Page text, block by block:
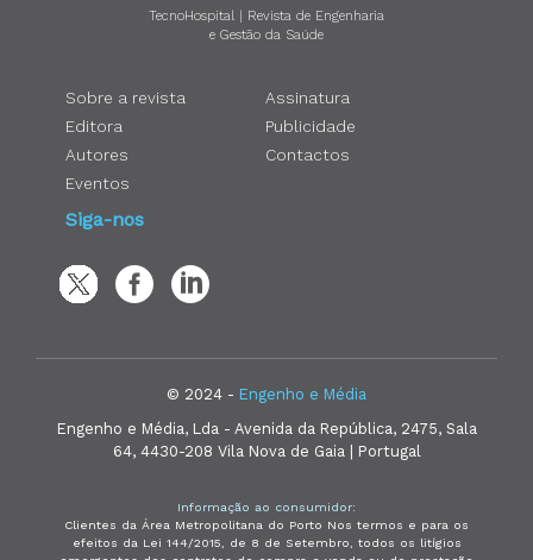
TecnoHospital | Revista de Engenharia
e Gestão da Saúde
Sobre a revista
Editora
Autores
Eventos
Assinatura
Publicidade
Contactos
Siga-nos
© 2024 - Engenho e Média
Engenho e Média, Lda - Avenida da República, 2475, Sala
64, 4430-208 Vila Nova de Gaia | Portugal
Informação ao consumidor:
Clientes da Área Metropolitana do Porto Nos termos e para os
efeitos da Lei 144/2015, de 8 de Setembro, todos os litígios